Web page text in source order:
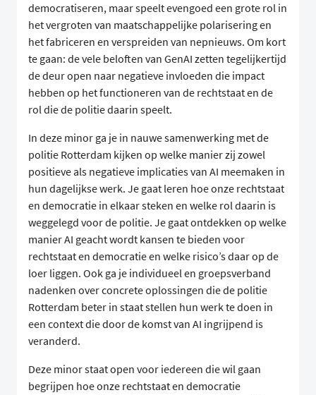
democratiseren, maar speelt evengoed een grote rol in
het vergroten van maatschappelijke polarisering en
het fabriceren en verspreiden van nepnieuws. Om kort
te gaan: de vele beloften van GenAI zetten tegelijkertijd
de deur open naar negatieve invloeden die impact
hebben op het functioneren van de rechtstaat en de
rol die de politie daarin speelt.
In deze minor ga je in nauwe samenwerking met de
politie Rotterdam kijken op welke manier zij zowel
positieve als negatieve implicaties van AI meemaken in
hun dagelijkse werk. Je gaat leren hoe onze rechtstaat
en democratie in elkaar steken en welke rol daarin is
weggelegd voor de politie. Je gaat ontdekken op welke
manier AI geacht wordt kansen te bieden voor
rechtstaat en democratie en welke risico’s daar op de
loer liggen. Ook ga je individueel en groepsverband
nadenken over concrete oplossingen die de politie
Rotterdam beter in staat stellen hun werk te doen in
een context die door de komst van AI ingrijpend is
veranderd.
Deze minor staat open voor iedereen die wil gaan
begrijpen hoe onze rechtstaat en democratie